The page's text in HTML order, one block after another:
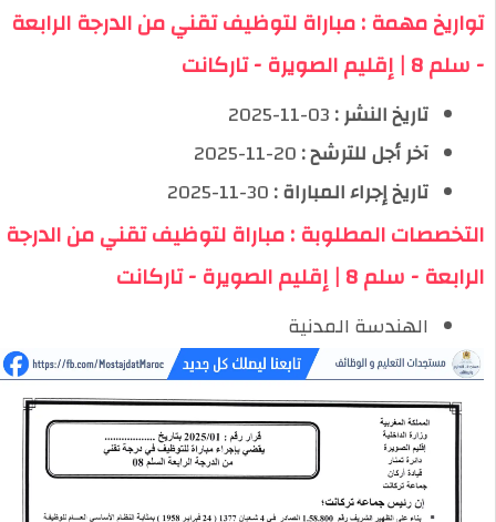
تواريخ مهمة : مباراة لتوظيف تقني من الدرجة الرابعة
- سلم 8 | إقليم الصويرة - تاركانت
تاريخ النشر :03-11-2025
آخر أجل للترشح :20-11-2025
تاريخ إجراء المباراة :30-11-2025
التخصصات المطلوبة : مباراة لتوظيف تقني من الدرجة
الرابعة - سلم 8 | إقليم الصويرة - تاركانت
الهندسة المدنية